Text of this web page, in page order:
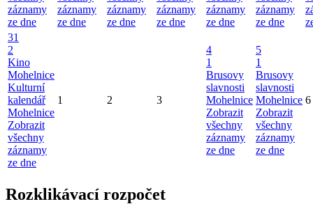
záznamy
ze dne
záznamy
ze dne
záznamy
ze dne
záznamy
ze dne
záznamy
ze dne
záznamy
ze dne
31
2
Kino
Mohelnice
Kulturní
kalendář
Mohelnice
Zobrazit
všechny
záznamy
ze dne
1 2 3
4
1
Brusovy
slavnosti
Mohelnice
Zobrazit
všechny
záznamy
ze dne
5
1
Brusovy
slavnosti
Mohelnice
Zobrazit
všechny
záznamy
ze dne
6
Rozklikávací rozpočet